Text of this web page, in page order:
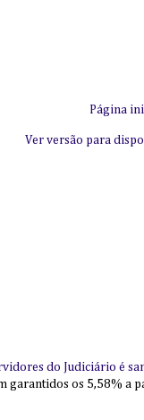
Página
Ver versão para
do Judiciário é
garantidos os 5,58% a